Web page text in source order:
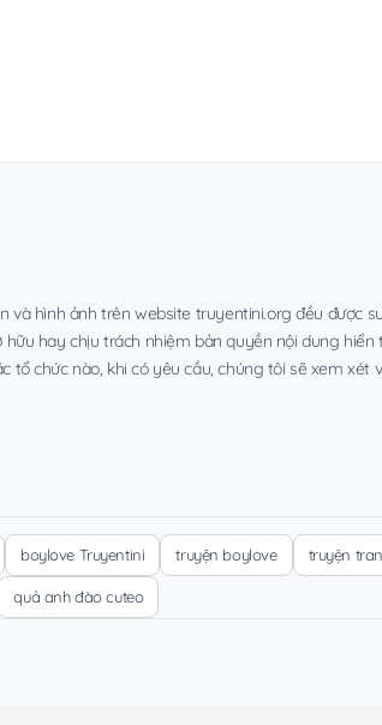
và hình ảnh trên website truyentini.org đều được
hữu hay chịu trách nhiệm bản quyền nội dung hiển
tổ chức nào, khi có yêu cầu, chúng tôi sẽ xem xét
boylove Truyentini truyện boylove truyện
quả anh đào cuteo